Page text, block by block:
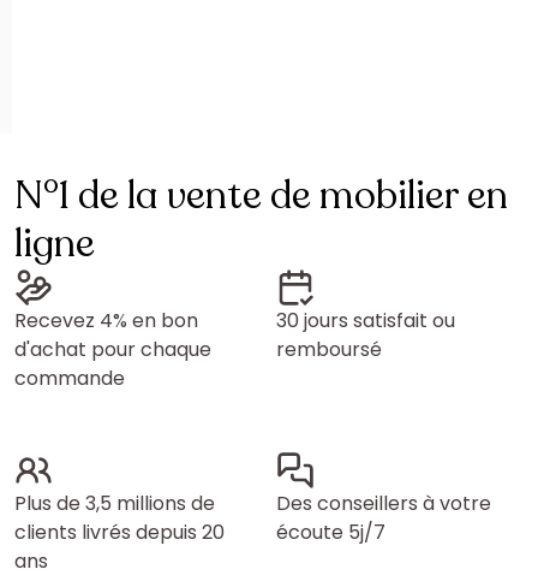
N°1 de la vente de mobilier en
ligne
Recevez 4% en bon
d'achat pour chaque
commande
30 jours satisfait ou
remboursé
Plus de 3,5 millions de
clients livrés depuis 20
ans
Des conseillers à votre
écoute 5j/7